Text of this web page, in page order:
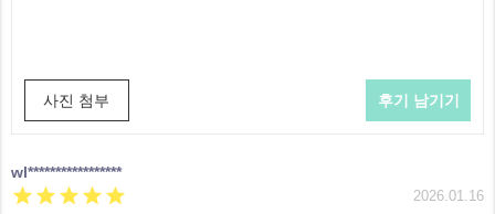
사진 첨부
wl*****************
 2026.01.16